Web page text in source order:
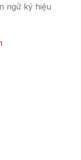
ngữ ký hiệu